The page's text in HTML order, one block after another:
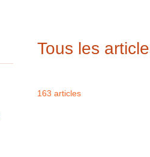
Tous les
163 articles